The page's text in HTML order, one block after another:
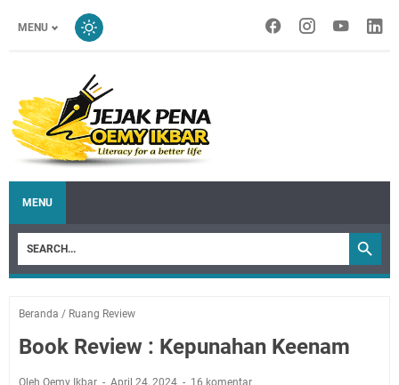
MENU
MENU
Beranda / Ruang Review
Book Review : Kepunahan Keenam
Oleh Oemy Ikbar April 24, 2024 16 komentar